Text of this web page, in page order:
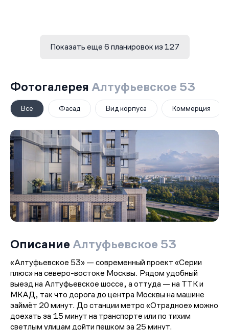
Показать еще 6 планировок из 127
Фотогалерея Алтуфьевское 53
Все Фасад Вид корпуса Коммерция
Описание Алтуфьевское 53
«Алтуфьевское 53» — современный проект «Серии
плюс» на северо-востоке Москвы. Рядом удобный
выезд на Алтуфьевское шоссе, а оттуда — на ТТК и
МКАД, так что дорога до центра Москвы на машине
займёт 20 минут. До станции метро «Отрадное» можно
доехать за 15 минут на транспорте или по тихим
светлым улицам дойти пешком за 25 минут.